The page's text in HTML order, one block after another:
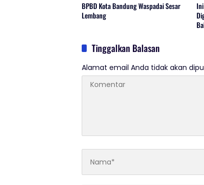
BPBD Kota Bandung Waspadai Sesar
Lembang
Tinggalkan Balasan
Alamat email Anda tidak akan